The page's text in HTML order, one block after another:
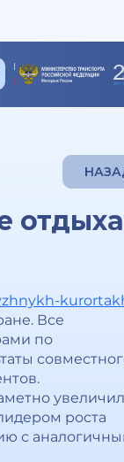
Все
по
роста
с